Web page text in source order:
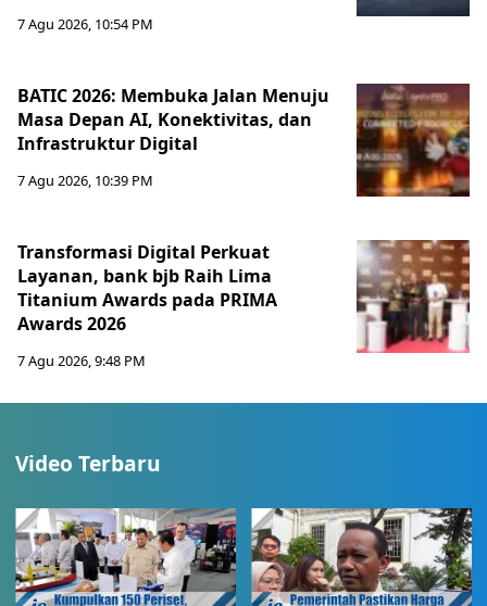
7 Agu 2026, 10:54 PM
BATIC 2026: Membuka Jalan Menuju
Masa Depan AI, Konektivitas, dan
Infrastruktur Digital
7 Agu 2026, 10:39 PM
Transformasi Digital Perkuat
Layanan, bank bjb Raih Lima
Titanium Awards pada PRIMA
Awards 2026
7 Agu 2026, 9:48 PM
Video Terbaru